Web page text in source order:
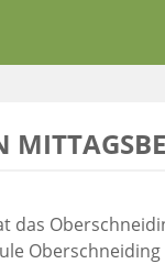
das
Oberschneiding